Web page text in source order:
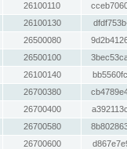
26100110
26100130
26500080
26500100
26100140
26700380
26700400
26700580
26700600